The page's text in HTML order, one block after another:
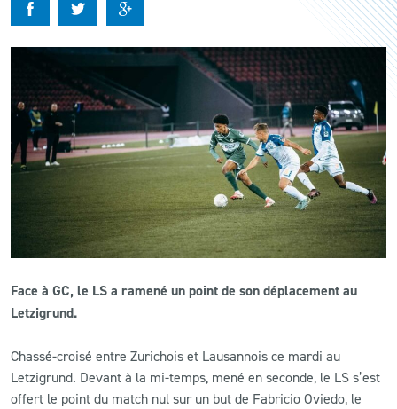
KIDS
BUSINESS
RESTAURATION
CLUB
CONTACT
LS E-SHOP
LS ACADEMY CAMPS
Face à GC, le LS a ramené un point de son déplacement au
Letzigrund.
Chassé-croisé entre Zurichois et Lausannois ce mardi au
Letzigrund. Devant à la mi-temps, mené en seconde, le LS s’est
offert le point du match nul sur un but de Fabricio Oviedo, le